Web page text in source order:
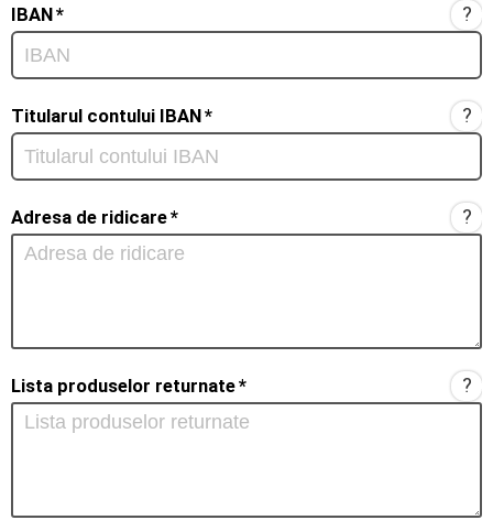
IBAN* ?
Titularul contului IBAN* ?
Adresa de ridicare* ?
Lista produselor returnate* ?